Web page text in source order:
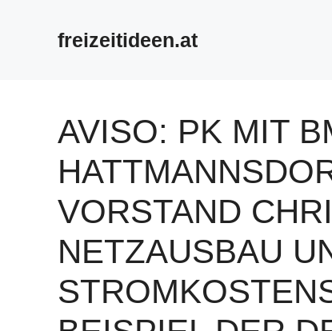
freizeitideen.at
AVISO: PK MIT
VORSTAND
NETZAUSBAU